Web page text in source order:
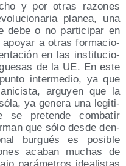
y por otras razo­nes
pla­nea, una
debe o no par­ti­ci­par en
apo­yar a otras for­ma­cio­
en las ins­ti­tu­cio­
de la UE. En este
inter­me­dio, ya que
argu­yen que la
ya gene­ra una legi­ti­
se pre­ten­de com­ba­tir
que sólo des­de den­
bur­gués es posi­ble
aca­ban muchas de